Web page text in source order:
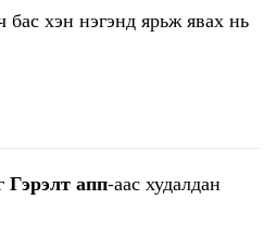
бас хэн нэгэнд ярьж явах нь
Гэрэлт апп-аас худалдан